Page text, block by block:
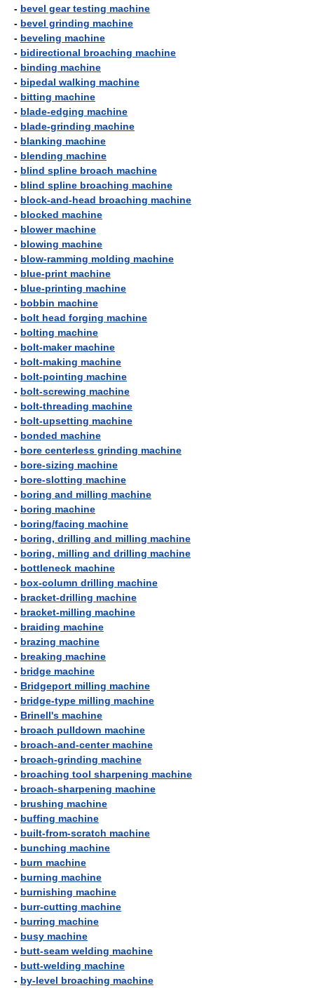
- bevel gear testing machine
- bevel grinding machine
- beveling machine
- bidirectional broaching machine
- binding machine
- bipedal walking machine
- bitting machine
- blade-edging machine
- blade-grinding machine
- blanking machine
- blending machine
- blind spline broach machine
- blind spline broaching machine
- block-and-head broaching machine
- blocked machine
- blower machine
- blowing machine
- blow-ramming molding machine
- blue-print machine
- blue-printing machine
- bobbin machine
- bolt head forging machine
- bolting machine
- bolt-maker machine
- bolt-making machine
- bolt-pointing machine
- bolt-screwing machine
- bolt-threading machine
- bolt-upsetting machine
- bonded machine
- bore centerless grinding machine
- bore-sizing machine
- bore-slotting machine
- boring and milling machine
- boring machine
- boring/facing machine
- boring, drilling and milling machine
- boring, milling and drilling machine
- bottleneck machine
- box-column drilling machine
- bracket-drilling machine
- bracket-milling machine
- braiding machine
- brazing machine
- breaking machine
- bridge machine
- Bridgeport milling machine
- bridge-type milling machine
- Brinell's machine
- broach pulldown machine
- broach-and-center machine
- broach-grinding machine
- broaching tool sharpening machine
- broach-sharpening machine
- brushing machine
- buffing machine
- built-from-scratch machine
- bunching machine
- burn machine
- burning machine
- burnishing machine
- burr-cutting machine
- burring machine
- busy machine
- butt-seam welding machine
- butt-welding machine
- by-level broaching machine